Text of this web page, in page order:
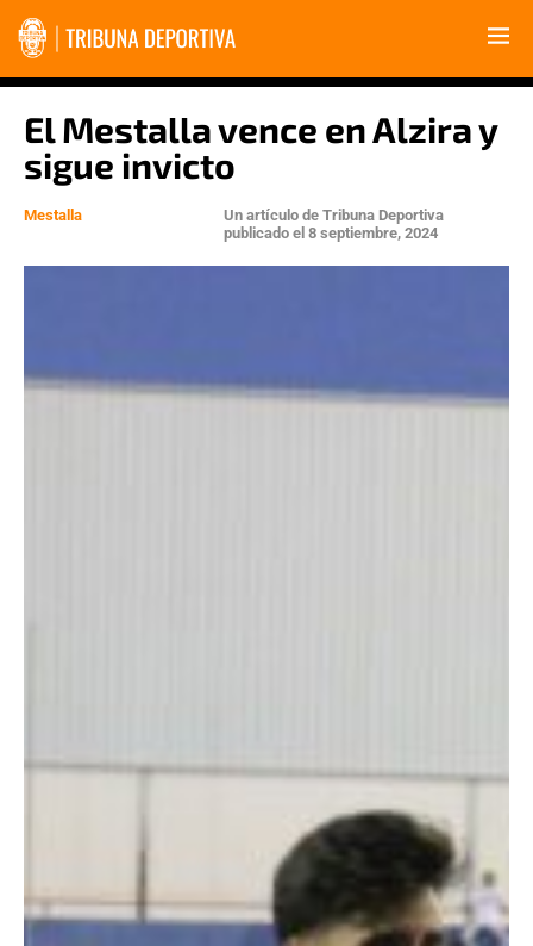
El Mestalla vence en Alzira y
sigue invicto
Mestalla Un artículo de Tribuna Deportiva
publicado el 8 septiembre, 2024